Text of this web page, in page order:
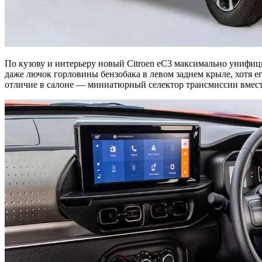
По кузову и интерьеру новый Citroen eC3 максимально
даже лючок горловины бензобака в левом заднем крыле, хотя
отличие в салоне — миниатюрный селектор трансмиссии